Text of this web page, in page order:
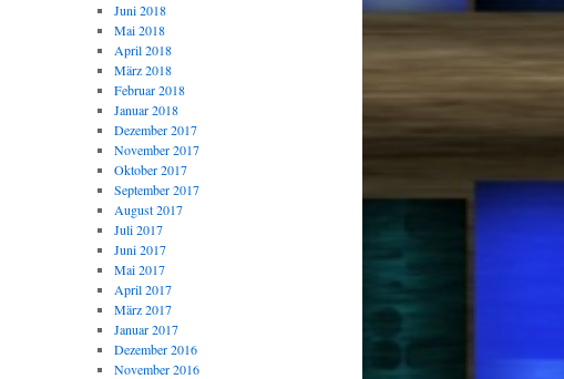
Juni 2018
Mai 2018
April 2018
März 2018
Februar 2018
Januar 2018
Dezember 2017
November 2017
Oktober 2017
September 2017
August 2017
Juli 2017
Juni 2017
Mai 2017
April 2017
März 2017
Januar 2017
Dezember 2016
November 2016